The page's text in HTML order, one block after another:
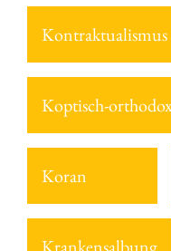
Kontraktualismus
Koptisch-
Koran